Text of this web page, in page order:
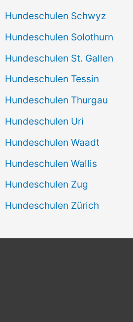
Hundeschulen Schwyz
Hundeschulen Solothurn
Hundeschulen St. Gallen
Hundeschulen Tessin
Hundeschulen Thurgau
Hundeschulen Uri
Hundeschulen Waadt
Hundeschulen Wallis
Hundeschulen Zug
Hundeschulen Zürich